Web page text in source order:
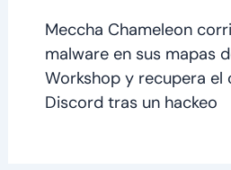
Meccha Chameleon
malware en sus mapas
Workshop y recupera el
Discord tras un hackeo